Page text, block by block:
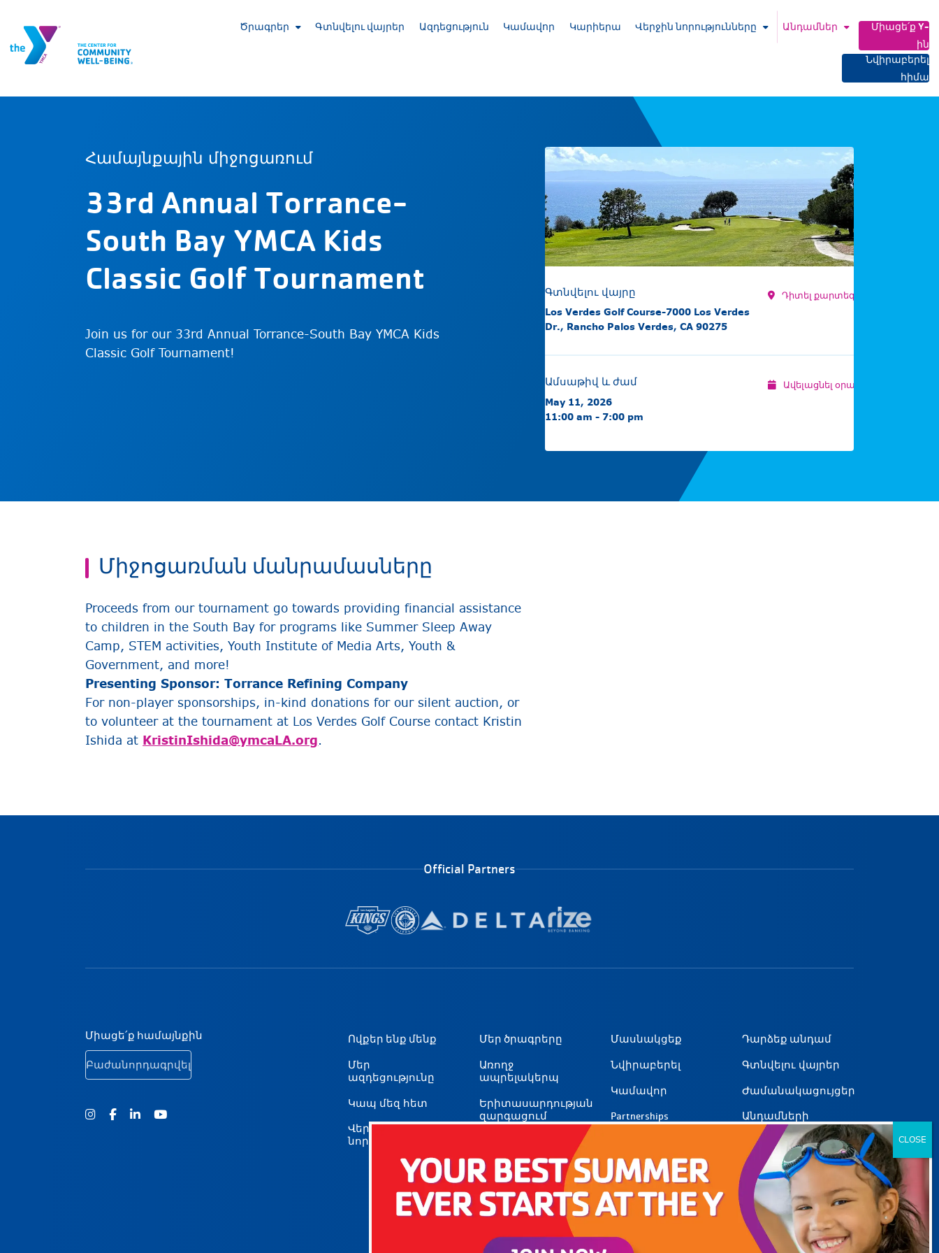
Ծրագրեր Գտնվելու վայրեր Ազդեցություն Կամավոր Կարիերա Վերջին նորությունները Անդամներ
Միացե՛ք Y-
ին
Նվիրաբերել
հիմա
Համայնքային միջոցառում
33rd Annual Torrance-
South Bay YMCA Kids
Classic Golf Tournament
Join us for our 33rd Annual Torrance-South Bay YMCA Kids
Classic Golf Tournament!
Գտնվելու վայրը
Los Verdes Golf Course-7000 Los Verdes
Dr., Rancho Palos Verdes, CA 90275
Դիտել քարտեզի վրա
Ամսաթիվ և ժամ
May 11, 2026
11:00 am - 7:00 pm
Ավելացնել օրացույցում
Միջոցառման մանրամասները
Proceeds from our tournament go towards providing financial assistance
to children in the South Bay for programs like Summer Sleep Away
Camp, STEM activities, Youth Institute of Media Arts, Youth &
Government, and more!
Presenting Sponsor: Torrance Refining Company
For non-player sponsorships, in-kind donations for our silent auction, or
to volunteer at the tournament at Los Verdes Golf Course contact Kristin
Ishida at KristinIshida@ymcaLA.org.
Official Partners
Ստորին էջի նավիգացիա
Միացե՛ք համայնքին
Բաժանորդագրվել
Ինստագրամ
ՖեյսբուքՅություբ
Ովքեր ենք մենք
Մեր
ազդեցությունը
Կապ մեզ հետ
Վերջին
նորությունները
Մեր ծրագրերը
Առողջ
ապրելակերպ
Երիտասարդության
զարգացում
Մասնակցեք
Նվիրաբերել
Կամավոր
Partnerships
Դարձեք անդամ
Գտնվելու վայրեր
Ժամանակացույցեր
Անդամների
աջակցություն